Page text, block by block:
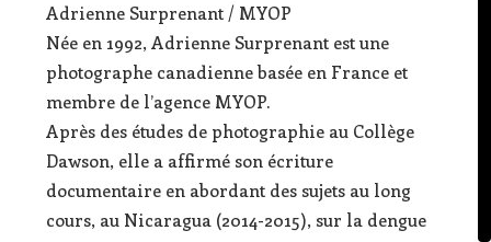
Adrienne Surprenant / MYOP
Née en 1992, Adrienne Surprenant est une
photographe canadienne basée en France et
membre de l’agence MYOP.
Après des études de photographie au Collège
Dawson, elle a affirmé son écriture
documentaire en abordant des sujets au long
cours, au Nicaragua (2014-2015), sur la dengue